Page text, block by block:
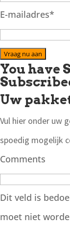
E-mailadres*
Vraag nu aan
You have
Uw
Vul hier onder uw
spoedig mogelijk
Comments
Dit veld is
moet niet